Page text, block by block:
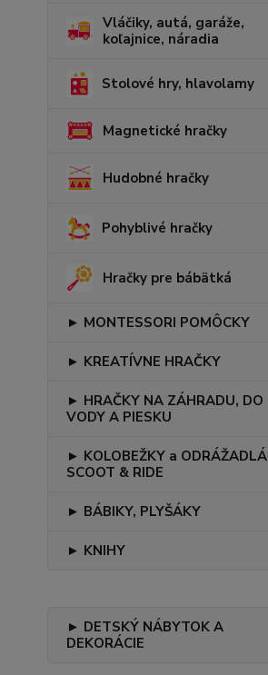
Vláčiky, autá, garáže,
koľajnice, náradia
Stolové hry, hlavolamy
Magnetické hračky
Hudobné hračky
Pohyblivé hračky
Hračky pre bábätká
► MONTESSORI POMÔCKY
► KREATÍVNE HRAČKY
► HRAČKY NA ZÁHRADU, DO
VODY A PIESKU
► KOLOBEŽKY a ODRÁŽADLÁ
SCOOT & RIDE
► BÁBIKY, PLYŠÁKY
► KNIHY
► DETSKÝ NÁBYTOK A
DEKORÁCIE